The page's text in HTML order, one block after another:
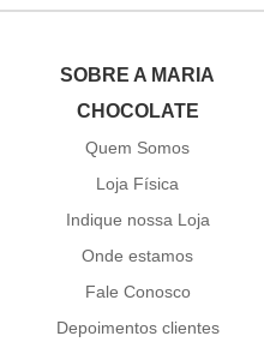
SOBRE A MARIA
CHOCOLATE
Quem Somos
Loja Física
Indique nossa Loja
Onde estamos
Fale Conosco
Depoimentos clientes